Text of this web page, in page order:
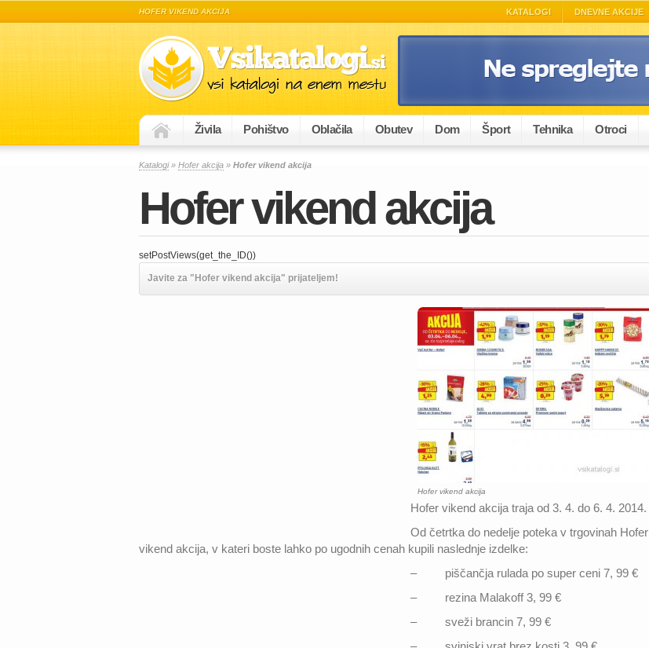
HOFER VIKEND AKCIJA KATALOGI DNEVNE AKCIJE
Živila Pohištvo Oblačila Obutev Dom Šport Tehnika Otroci
Katalogi» Hofer akcija » Hofer vikend akcija
Hofer vikend akcija
setPostViews(get_the_ID())
Javite za "Hofer vikend akcija" prijateljem!
Hofer vikend akcija
Hofer vikend akcija traja od 3. 4. do 6. 4. 2014.
Od četrtka do nedelje poteka v trgovinah Hofer
vikend akcija, v kateri boste lahko po ugodnih cenah kupili naslednje izdelke:
– piščančja rulada po super ceni 7, 99 €
– rezina Malakoff 3, 99 €
– sveži brancin 7, 99 €